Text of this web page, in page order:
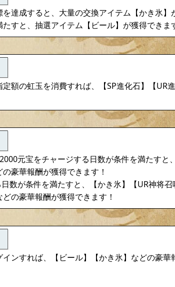
達成すると、大量の交換アイテム【かき氷】
すと、抽選アイテム【ビール】が獲得できま
額の虹玉を消費すれば、【SP進化石】【UR
元宝をチャージする日数が条件を満たすと
豪華報酬が獲得できます！
数が条件を満たすと、【かき氷】【UR神将
の豪華報酬が獲得できます！
ンすれば、【ビール】【かき氷】などの豪華